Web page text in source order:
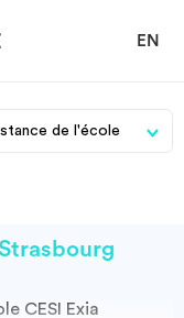
EN
CESI Exia